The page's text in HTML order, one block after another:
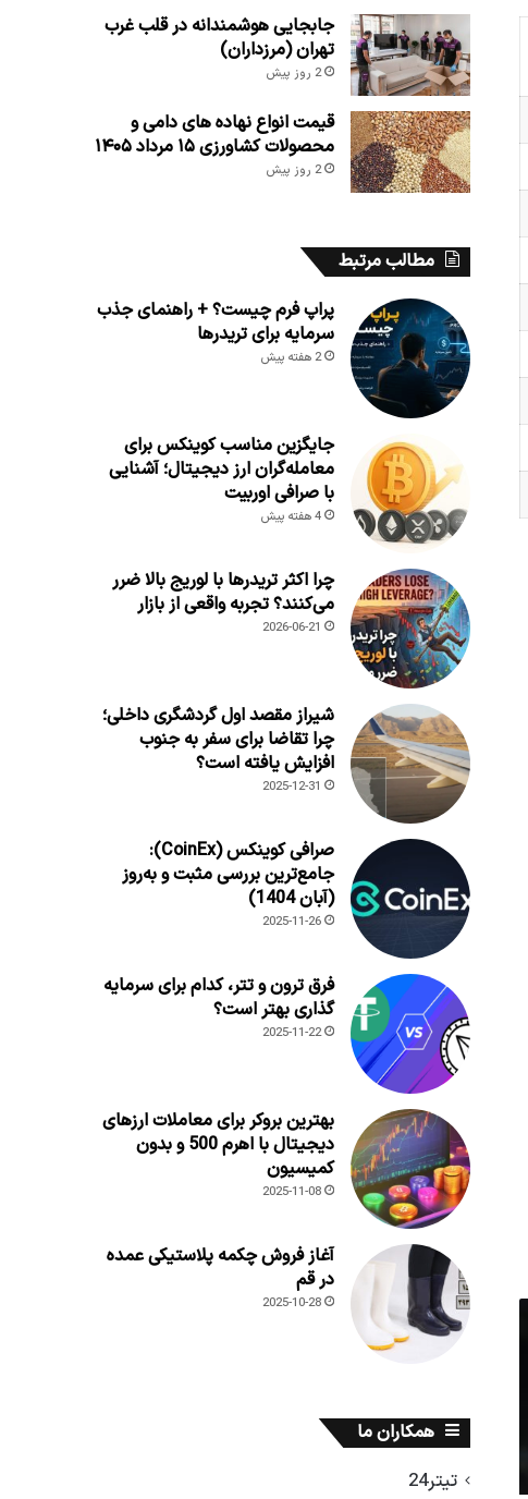
جابجایی هوشمندانه در قلب غرب
تهران (مرزداران)
2 روز پیش
قیمت انواع نهاده های دامی و
محصولات کشاورزی ۱۵ مرداد ۱۴۰۵
2 روز پیش
مطالب مرتبط
پراپ فرم چیست؟ + راهنمای جذب
سرمایه برای تریدرها
2 هفته پیش
جایگزین مناسب کوینکس برای
معامله‌گران ارز دیجیتال؛ آشنایی
با صرافی اوربیت
4 هفته پیش
چرا اکثر تریدرها با لوریج بالا ضرر
می‌کنند؟ تجربه واقعی از بازار
2026-06-21
شیراز مقصد اول گردشگری داخلی؛
چرا تقاضا برای سفر به جنوب
افزایش یافته است؟
2025-12-31
صرافی کوینکس (CoinEx):
جامع‌ترین بررسی مثبت و به‌روز
(آبان 1404)
2025-11-26
فرق ترون و تتر، کدام برای سرمایه
گذاری بهتر است؟
2025-11-22
بهترین بروکر برای معاملات ارزهای
دیجیتال با اهرم 500 و بدون
کمیسیون
2025-11-08
آغاز فروش چکمه پلاستیکی عمده
در قم
2025-10-28
همکاران ما
تیتر24